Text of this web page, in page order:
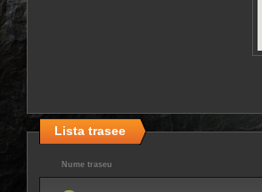
Lista trasee
Nume traseu